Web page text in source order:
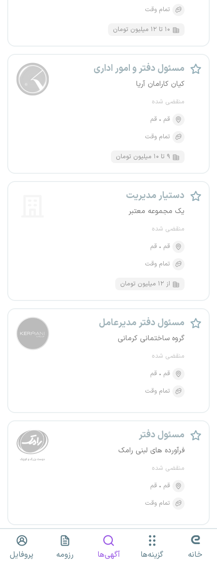
تمام وقت
۱۰ تا ۱۲ میلیون تومان
مسئول دفتر و امور اداری
کیان کارامان آریا
منقضی شده
قم
قم
تمام وقت
۹ تا ۱۰ میلیون تومان
دستیار مدیریت
یک مجموعه معتبر
منقضی شده
قم
قم
تمام وقت
از ۱۲ میلیون تومان
مسئول دفتر مدیرعامل
گروه ساختمانی کرمانی
منقضی شده
قم
قم
تمام وقت
مسئول دفتر
فرآورده های لبنی رامک
منقضی شده
قم
قم
تمام وقت
مسئول دفتر و امور اداری
خانه گزینه‌ها آگهی‌ها رزومه پروفایل